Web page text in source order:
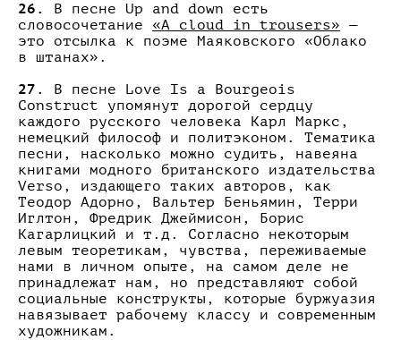
26. В песне Up and down есть
словосочетание «A cloud in trousers» —
это отсылка к поэме Маяковского «Облако
в штанах».
27. В песне Love Is a Bourgeois
Construct упомянут дорогой сердцу
каждого русского человека Карл Маркс,
немецкий философ и политэконом. Тематика
песни, насколько можно судить, навеяна
книгами модного британского издательства
Verso, издающего таких авторов, как
Теодор Адорно, Вальтер Беньямин, Терри
Иглтон, Фредрик Джеймисон, Борис
Кагарлицкий и т.д. Согласно некоторым
левым теоретикам, чувства, переживаемые
нами в личном опыте, на самом деле не
принадлежат нам, но представляют собой
социальные конструкты, которые буржуазия
навязывает рабочему классу и современным
художникам.